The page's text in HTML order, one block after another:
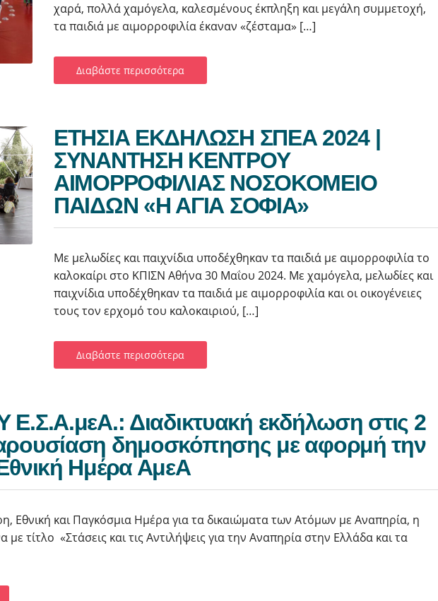
χαρά, πολλά χαμόγελα, καλεσμένους έκπληξη και μεγάλη συμμετοχή,
τα παιδιά με αιμορροφιλία έκαναν «ζέσταμα» […]
Διαβάστε περισσότερα
ETHΣΙΑ ΕΚΔΗΛΩΣΗ ΣΠΕΑ 2024 |
ΣΥΝΑΝΤΗΣΗ ΚΕΝΤΡΟΥ
ΑΙΜΟΡΡΟΦΙΛΙΑΣ ΝΟΣΟΚΟΜΕΙΟ
ΠΑΙΔΩΝ «Η ΑΓΙΑ ΣΟΦΙΑ»
Με μελωδίες και παιχνίδια υποδέχθηκαν τα παιδιά με αιμορροφιλία το
καλοκαίρι στο ΚΠΙΣΝ Αθήνα 30 Μαΐου 2024. Με χαμόγελα, μελωδίες και
παιχνίδια υποδέχθηκαν τα παιδιά με αιμορροφιλία και οι οικογένειες
τους τον ερχομό του καλοκαιριού, […]
Διαβάστε περισσότερα
Διαδικτυακή εκδήλωση στις 2
δημοσκόπησης με αφορμή την
Ημέρα ΑμεΑ
Εθνική και Παγκόσμια Ημέρα για τα δικαιώματα των Ατόμων με Αναπηρία, η
τίτλο «Στάσεις και τις Αντιλήψεις για την Αναπηρία στην Ελλάδα και τα